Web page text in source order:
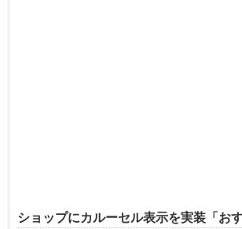
ショップにカルーセル表示を実装「おす